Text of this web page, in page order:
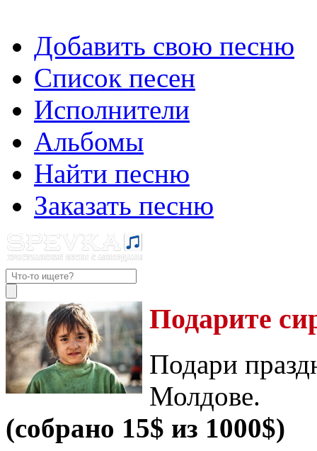
Добавить свою песню
Список песен
Исполнители
Альбомы
Найти песню
Заказать песню
Подарите
Подари
Молдове.
(собрано 15$ из 1000$)